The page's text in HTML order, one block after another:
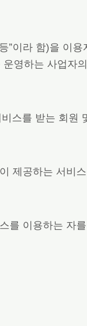
이라 함)을 이
영하는 사업자
스를 받는 회원
제공하는 서비
를 이용하는 자